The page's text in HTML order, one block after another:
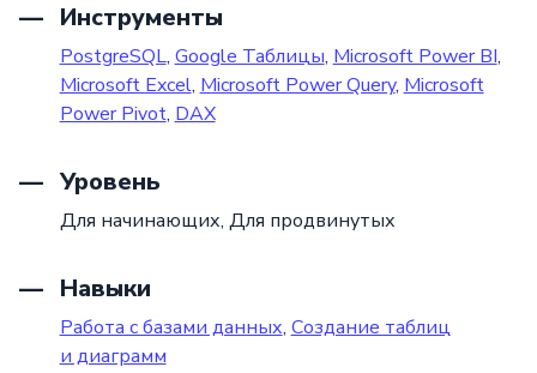
Инструменты
PostgreSQL, Google Таблицы, Microsoft Power BI,
Microsoft Excel, Microsoft Power Query, Microsoft
Power Pivot, DAX
Уровень
Для начинающих, Для продвинутых
Навыки
Работа с базами данных, Создание таблиц
и диаграмм